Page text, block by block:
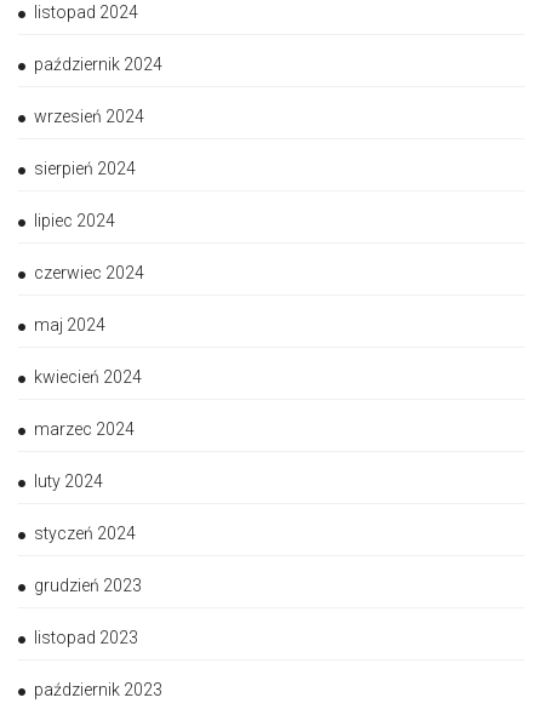
listopad 2024
październik 2024
wrzesień 2024
sierpień 2024
lipiec 2024
czerwiec 2024
maj 2024
kwiecień 2024
marzec 2024
luty 2024
styczeń 2024
grudzień 2023
listopad 2023
październik 2023